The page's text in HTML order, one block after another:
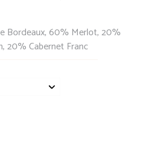
Bordeaux, 60% Merlot, 20%
20% Cabernet Franc